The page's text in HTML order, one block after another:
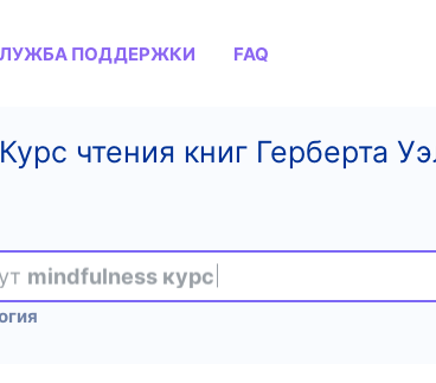
ПОДДЕРЖКИ FAQ
чтения книг Герберта
mindfulness курс